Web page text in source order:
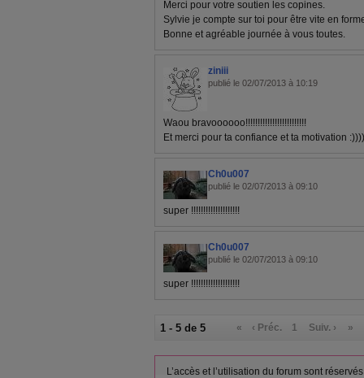
Merci pour votre soutien les copines.
Sylvie je compte sur toi pour être vite en
Bonne et agréable journée à vous toutes.
ziniii
publié le 02/07/2013 à 10:19
Waou bravoooooo!!!!!!!!!!!!!!!!!!!!!!!!!
Et merci pour ta confiance et ta motivation :))))
Ch0u007
publié le 02/07/2013 à 09:10
super !!!!!!!!!!!!!!!!!!!!
Ch0u007
publié le 02/07/2013 à 09:10
super !!!!!!!!!!!!!!!!!!!!
1 - 5 de 5 « ‹ Préc. 1 Suiv. › »
L’accès et l’utilisation du forum sont